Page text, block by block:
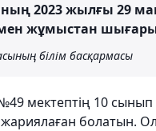
2023 жылғы 29
жұмыстан
білім басқармасы
№49 мектептің 10
болатын.